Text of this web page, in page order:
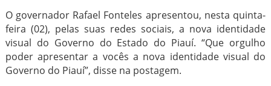
O governador Rafael Fonteles apresentou, nesta quinta-
feira (02), pelas suas redes sociais, a nova identidade
visual do Governo do Estado do Piauí. “Que orgulho
poder apresentar a vocês a nova identidade visual do
Governo do Piauí”, disse na postagem.